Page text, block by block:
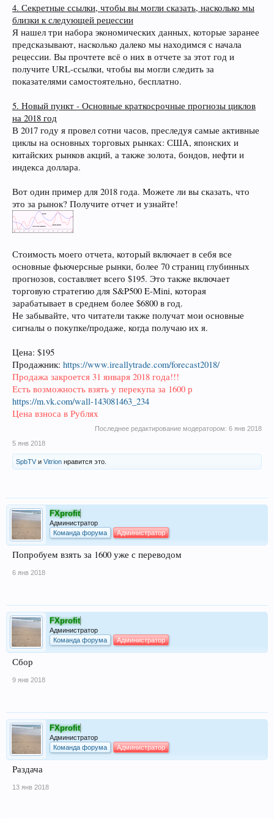
4. Секретные ссылки, чтобы вы могли сказать, насколько мы
близки к следующей рецессии
Я нашел три набора экономических данных, которые заранее
предсказывают, насколько далеко мы находимся с начала
рецессии. Вы прочтете всё о них в отчете за этот год и
получите URL-ссылки, чтобы вы могли следить за
показателями самостоятельно, бесплатно.
5. Новый пункт - Основные краткосрочные прогнозы циклов
на 2018 год
В 2017 году я провел сотни часов, преследуя самые активные
циклы на основных торговых рынках: США, японских и
китайских рынков акций, а также золота, бондов, нефти и
индекса доллара.
Вот один пример для 2018 года. Можете ли вы сказать, что
это за рынок? Получите отчет и узнайте!
Стоимость моего отчета, который включает в себя все
основные фьючерсные рынки, более 70 страниц глубинных
прогнозов, составляет всего $195. Это также включает
торговую стратегию для S&P500 E-Mini, которая
зарабатывает в среднем более $6800 в год.
Не забывайте, что читатели также получат мои основные
сигналы о покупке/продаже, когда получаю их я.
Цена: $195
Продажник: https://www.ireallytrade.com/forecast2018/
Продажа закроется 31 января 2018 года!!!
Есть возможность взять у перекупа за 1600 р
https://m.vk.com/wall-143081463_234
Цена взноса в Рублях
Последнее редактирование модератором: 6 янв 2018
5 янв 2018
SpbTV и Vitrion нравится это.
FXprofit
Администратор
Команда форума
Администратор
Попробуем взять за 1600 уже с переводом
6 янв 2018
FXprofit
Администратор
Команда форума
Администратор
Сбор
9 янв 2018
FXprofit
Администратор
Команда форума
Администратор
Раздача
13 янв 2018